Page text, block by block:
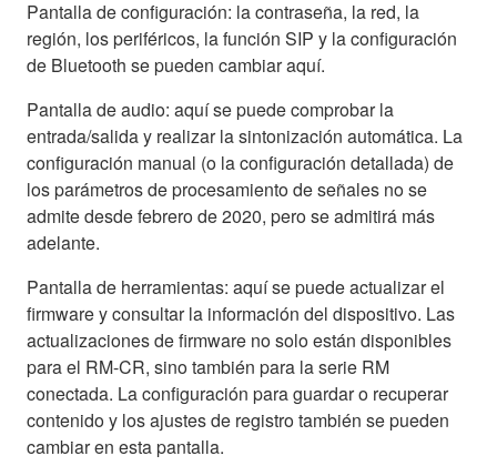
Pantalla de configuración: la contraseña, la red, la
región, los periféricos, la función SIP y la configuración
de Bluetooth se pueden cambiar aquí.
Pantalla de audio: aquí se puede comprobar la
entrada/salida y realizar la sintonización automática. La
configuración manual (o la configuración detallada) de
los parámetros de procesamiento de señales no se
admite desde febrero de 2020, pero se admitirá más
adelante.
Pantalla de herramientas: aquí se puede actualizar el
firmware y consultar la información del dispositivo. Las
actualizaciones de firmware no solo están disponibles
para el RM-CR, sino también para la serie RM
conectada. La configuración para guardar o recuperar
contenido y los ajustes de registro también se pueden
cambiar en esta pantalla.